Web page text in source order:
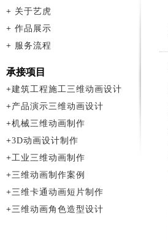
+ 关于艺虎
+ 作品展示
+ 服务流程
承接项目
+建筑工程施工三维动画设计
+产品演示三维动画设计
+机械三维动画制作
+3D动画设计制作
+工业三维动画制作
+三维动画制作案例
+三维卡通动画短片制作
+三维动画角色造型设计